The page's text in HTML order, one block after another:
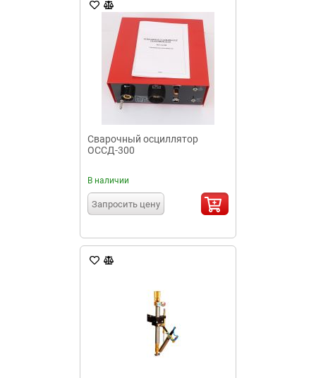
Сварочный осциллятор
ОССД-300
В наличии
Запросить цену